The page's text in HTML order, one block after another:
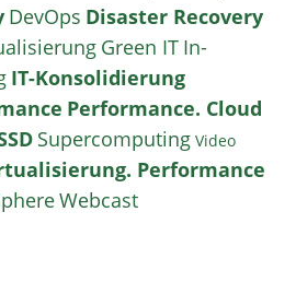
DevOps Disaster Recovery
Green IT In-
IT-Konsolidierung
Performance. Cloud
Supercomputing Video
Performance
Webcast